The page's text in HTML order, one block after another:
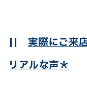
|| 実際にご来
リアルな声＊